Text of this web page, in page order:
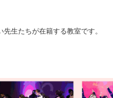
生たちが在籍する教室です。